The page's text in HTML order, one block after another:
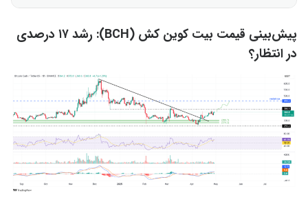
پیش‌بینی قیمت بیت‌ کوین کش (BCH): رشد ۱۷ درصدی
در انتظار؟